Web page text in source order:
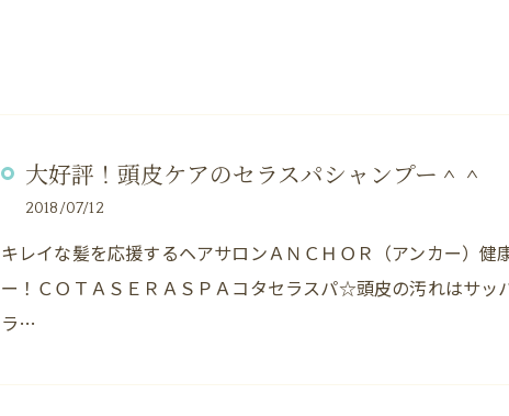
大好評！頭皮ケアのセラスパシャンプー＾＾
2018/07/12
キレイな髪を応援するヘアサロンＡＮＣＨＯＲ（アンカー）
ー！ＣＯＴＡＳＥＲＡＳＰＡコタセラスパ☆頭皮の汚れはサッ
ラ…